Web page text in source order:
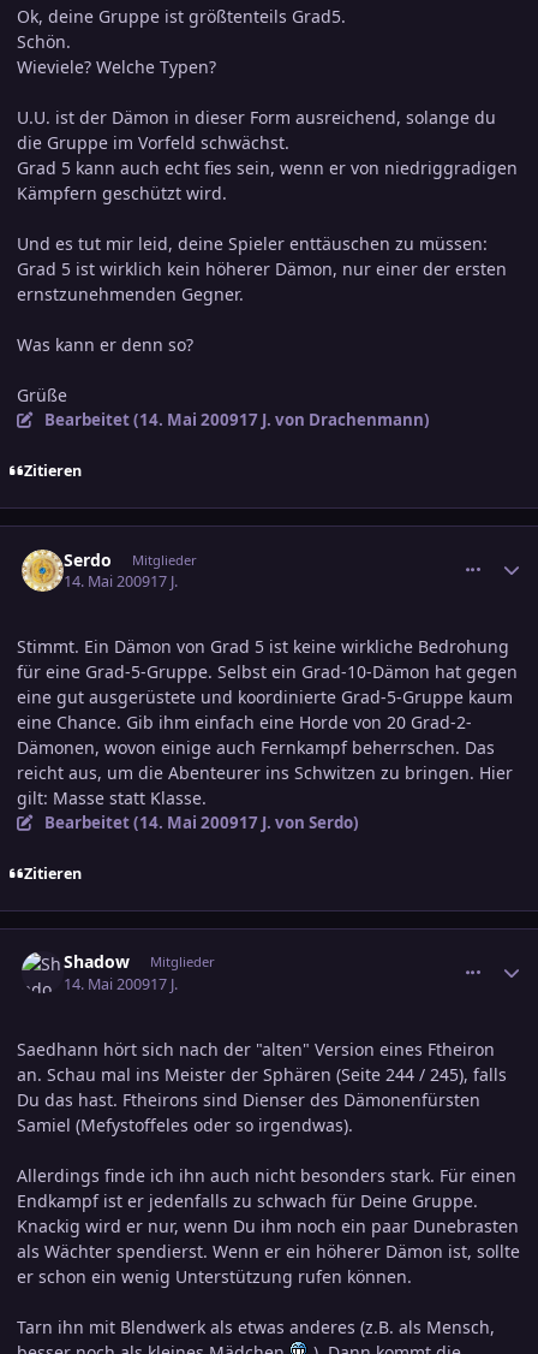
Ok, deine Gruppe ist größtenteils Grad5.
Schön.
Wieviele? Welche Typen?
U.U. ist der Dämon in dieser Form ausreichend, solange du
die Gruppe im Vorfeld schwächst.
Grad 5 kann auch echt fies sein, wenn er von niedriggradigen
Kämpfern geschützt wird.
Und es tut mir leid, deine Spieler enttäuschen zu müssen:
Grad 5 ist wirklich kein höherer Dämon, nur einer der ersten
ernstzunehmenden Gegner.
Was kann er denn so?
Grüße
Bearbeitet (14. Mai 200917 J. von Drachenmann)
Zitieren
Serdo Mitglieder
14. Mai 200917 J.
Stimmt. Ein Dämon von Grad 5 ist keine wirkliche Bedrohung
für eine Grad-5-Gruppe. Selbst ein Grad-10-Dämon hat gegen
eine gut ausgerüstete und koordinierte Grad-5-Gruppe kaum
eine Chance. Gib ihm einfach eine Horde von 20 Grad-2-
Dämonen, wovon einige auch Fernkampf beherrschen. Das
reicht aus, um die Abenteurer ins Schwitzen zu bringen. Hier
gilt: Masse statt Klasse.
Bearbeitet (14. Mai 200917 J. von Serdo)
Zitieren
Shadow Mitglieder
14. Mai 200917 J.
Saedhann hört sich nach der "alten" Version eines Ftheiron
an. Schau mal ins Meister der Sphären (Seite 244 / 245), falls
Du das hast. Ftheirons sind Dienser des Dämonenfürsten
Samiel (Mefystoffeles oder so irgendwas).
Allerdings finde ich ihn auch nicht besonders stark. Für einen
Endkampf ist er jedenfalls zu schwach für Deine Gruppe.
Knackig wird er nur, wenn Du ihm noch ein paar Dunebrasten
als Wächter spendierst. Wenn er ein höherer Dämon ist, sollte
er schon ein wenig Unterstützung rufen können.
Tarn ihn mit Blendwerk als etwas anderes (z.B. als Mensch,